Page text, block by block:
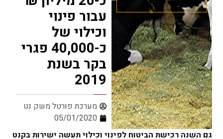
עבור פינוי
וכילוי של
כ-40,000 פגרי
בקר בשנת
2019
מערכת פורטל משק נט
05/01/2020
גם השנה רכישת הביטוח לפינוי וכילוי תעשה ישירות בקנט